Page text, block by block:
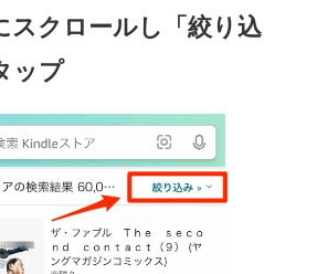
スクロールし「絞り込
ップ